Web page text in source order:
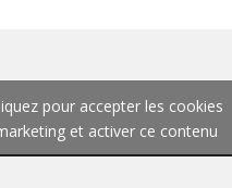
pour accepter les cookies
et activer ce contenu